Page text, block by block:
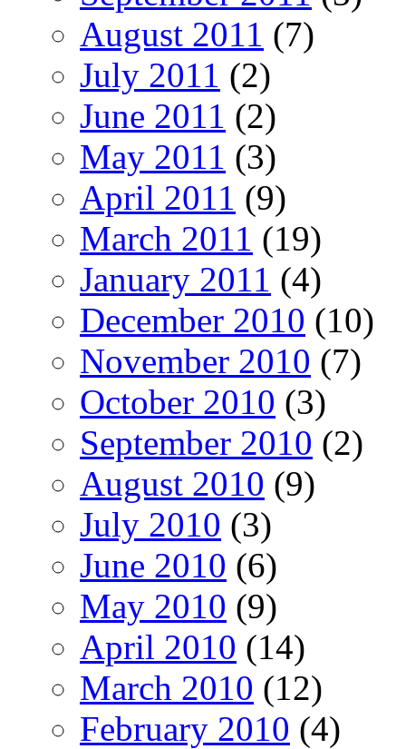
August 2011 (7)
July 2011 (2)
June 2011 (2)
May 2011 (3)
April 2011 (9)
March 2011 (19)
January 2011 (4)
December 2010 (10)
November 2010 (7)
October 2010 (3)
September 2010 (2)
August 2010 (9)
July 2010 (3)
June 2010 (6)
May 2010 (9)
April 2010 (14)
March 2010 (12)
February 2010 (4)